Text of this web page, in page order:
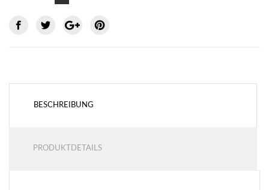
BESCHREIBUNG
PRODUKTDETAILS